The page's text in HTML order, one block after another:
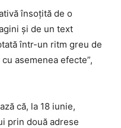
însoțită de o
și de un text
într-un ritm greu de
asemenea efecte”,
că, la 18 iunie,
prin două adrese